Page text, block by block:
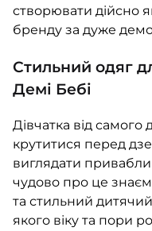
створювати дійсно
бренду за дуже
Стильний одяг
Демі Бебі
Дівчатка від
крутитися перед
виглядати
чудово про це
та стильний
якого віку та пори